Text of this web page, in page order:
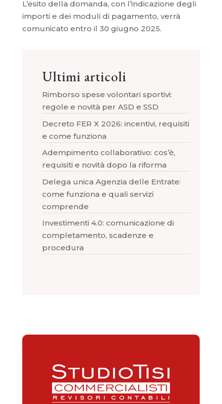
L’esito della domanda, con l’indicazione degli
importi e dei moduli di pagamento, verrà
comunicato entro il 30 giugno 2025.
Ultimi articoli
Rimborso spese volontari sportivi:
regole e novità per ASD e SSD
Decreto FER X 2026: incentivi, requisiti
e come funziona
Adempimento collaborativo: cos’è,
requisiti e novità dopo la riforma
Delega unica Agenzia delle Entrate:
come funziona e quali servizi
comprende
Investimenti 4.0: comunicazione di
completamento, scadenze e
procedura